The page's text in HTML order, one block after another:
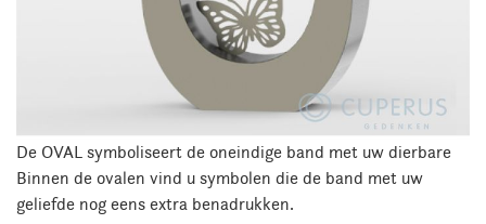
De OVAL symboliseert de oneindige band met uw dierbare
Binnen de ovalen vind u symbolen die de band met uw
geliefde nog eens extra benadrukken.